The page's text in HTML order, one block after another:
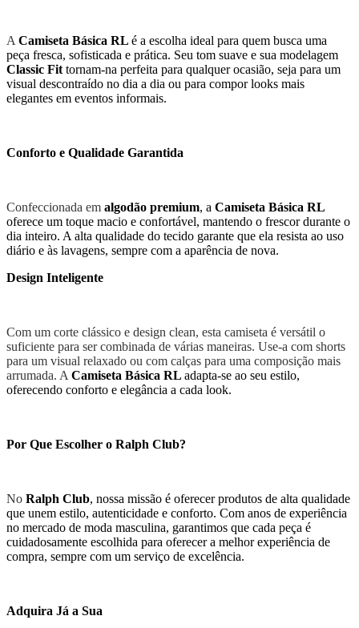
A Camiseta Básica RL é a escolha ideal para quem busca uma
peça fresca, sofisticada e prática. Seu tom suave e sua modelagem
Classic Fit tornam-na perfeita para qualquer ocasião, seja para um
visual descontraído no dia a dia ou para compor looks mais
elegantes em eventos informais.
Conforto e Qualidade Garantida
Confeccionada em algodão premium, a Camiseta Básica RL
oferece um toque macio e confortável, mantendo o frescor durante o
dia inteiro. A alta qualidade do tecido garante que ela resista ao uso
diário e às lavagens, sempre com a aparência de nova.
Design Inteligente
Com um corte clássico e design clean, esta camiseta é versátil o
suficiente para ser combinada de várias maneiras. Use-a com shorts
para um visual relaxado ou com calças para uma composição mais
arrumada. A Camiseta Básica RL adapta-se ao seu estilo,
oferecendo conforto e elegância a cada look.
Por Que Escolher o Ralph Club?
No Ralph Club, nossa missão é oferecer produtos de alta qualidade
que unem estilo, autenticidade e conforto. Com anos de experiência
no mercado de moda masculina, garantimos que cada peça é
cuidadosamente escolhida para oferecer a melhor experiência de
compra, sempre com um serviço de excelência.
Adquira Já a Sua